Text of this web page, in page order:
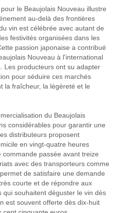
le Beaujolais Nouveau illustre
au-delà des frontières
vin est célébrée avec autant de
festivités organisées dans les
passion japonaise a contribué
Nouveau à l'international
Les producteurs ont su adapter
pour séduire ces marchés
la fraîcheur, la légèreté et le
du Beaujolais
considérables pour garantir une
distributeurs proposent
en vingt-quatre heures
passée avant treize
avec des transporteurs comme
de satisfaire une demande
courte et de répondre aux
souhaitent déguster le vin dès
est souvent offerte dès dix-huit